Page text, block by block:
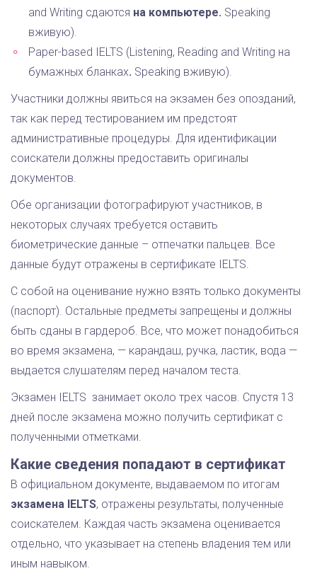
and Writing сдаются на компьютере. Speaking
вживую).
Paper-based IELTS (Listening, Reading and Writing на
бумажных бланках. Speaking вживую).
Участники должны явиться на экзамен без опозданий,
так как перед тестированием им предстоят
административные процедуры. Для идентификации
соискатели должны предоставить оригиналы
документов.
Обе организации фотографируют участников, в
некоторых случаях требуется оставить
биометрические данные – отпечатки пальцев. Все
данные будут отражены в сертификате IELTS.
С собой на оценивание нужно взять только документы
(паспорт). Остальные предметы запрещены и должны
быть сданы в гардероб. Все, что может понадобиться
во время экзамена, — карандаш, ручка, ластик, вода —
выдается слушателям перед началом теста.
Экзамен IELTS занимает около трех часов. Спустя 13
дней после экзамена можно получить сертификат с
полученными отметками.
Какие сведения попадают в сертификат
В официальном документе, выдаваемом по итогам
экзамена IELTS, отражены результаты, полученные
соискателем. Каждая часть экзамена оценивается
отдельно, что указывает на степень владения тем или
иным навыком.